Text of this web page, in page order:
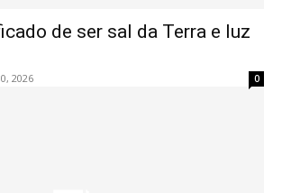
de ser sal da Terra e luz
2026 0